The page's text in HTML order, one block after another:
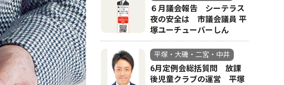
６月議会報告 シーテラス
夜の安全は 市議会議員 平
塚ユーチューバーしん
平塚・大磯・二宮・中井
6月定例会総括質問 放課
後児童クラブの運営 平塚